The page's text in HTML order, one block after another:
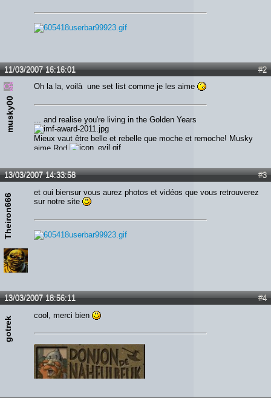
#2
11/03/2007 16:16:01
musky00
Oh la la, voilà une set list comme je les aime
... and realise you're living in the Golden Years
Mieux vaut être belle et rebelle que moche et remoche! Musky
aime Rod
#3
13/03/2007 14:33:58
Theiron666
et oui biensur vous aurez photos et vidéos que vous retrouverez
sur notre site
#4
13/03/2007 18:56:11
gotrek
cool, merci bien